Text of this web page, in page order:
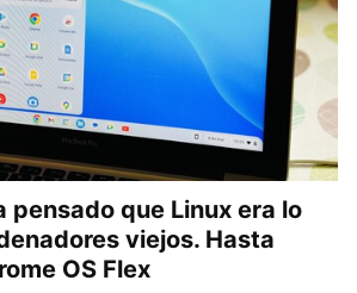
pensado que Linux era lo
viejos. Hasta
OS Flex